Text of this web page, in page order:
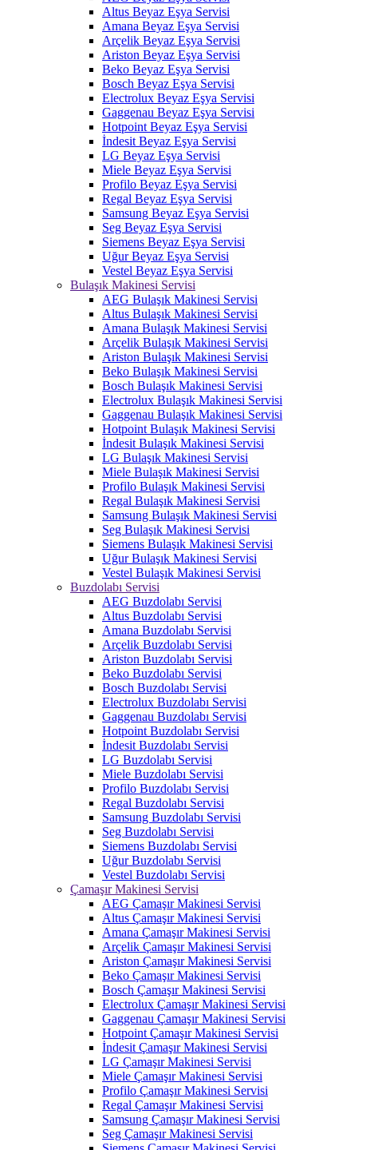
Altus Beyaz Eşya Servisi
Amana Beyaz Eşya Servisi
Arçelik Beyaz Eşya Servisi
Ariston Beyaz Eşya Servisi
Beko Beyaz Eşya Servisi
Bosch Beyaz Eşya Servisi
Electrolux Beyaz Eşya Servisi
Gaggenau Beyaz Eşya Servisi
Hotpoint Beyaz Eşya Servisi
İndesit Beyaz Eşya Servisi
LG Beyaz Eşya Servisi
Miele Beyaz Eşya Servisi
Profilo Beyaz Eşya Servisi
Regal Beyaz Eşya Servisi
Samsung Beyaz Eşya Servisi
Seg Beyaz Eşya Servisi
Siemens Beyaz Eşya Servisi
Uğur Beyaz Eşya Servisi
Vestel Beyaz Eşya Servisi
Bulaşık Makinesi Servisi
AEG Bulaşık Makinesi Servisi
Altus Bulaşık Makinesi Servisi
Amana Bulaşık Makinesi Servisi
Arçelik Bulaşık Makinesi Servisi
Ariston Bulaşık Makinesi Servisi
Beko Bulaşık Makinesi Servisi
Bosch Bulaşık Makinesi Servisi
Electrolux Bulaşık Makinesi Servisi
Gaggenau Bulaşık Makinesi Servisi
Hotpoint Bulaşık Makinesi Servisi
İndesit Bulaşık Makinesi Servisi
LG Bulaşık Makinesi Servisi
Miele Bulaşık Makinesi Servisi
Profilo Bulaşık Makinesi Servisi
Regal Bulaşık Makinesi Servisi
Samsung Bulaşık Makinesi Servisi
Seg Bulaşık Makinesi Servisi
Siemens Bulaşık Makinesi Servisi
Uğur Bulaşık Makinesi Servisi
Vestel Bulaşık Makinesi Servisi
Buzdolabı Servisi
AEG Buzdolabı Servisi
Altus Buzdolabı Servisi
Amana Buzdolabı Servisi
Arçelik Buzdolabı Servisi
Ariston Buzdolabı Servisi
Beko Buzdolabı Servisi
Bosch Buzdolabı Servisi
Electrolux Buzdolabı Servisi
Gaggenau Buzdolabı Servisi
Hotpoint Buzdolabı Servisi
İndesit Buzdolabı Servisi
LG Buzdolabı Servisi
Miele Buzdolabı Servisi
Profilo Buzdolabı Servisi
Regal Buzdolabı Servisi
Samsung Buzdolabı Servisi
Seg Buzdolabı Servisi
Siemens Buzdolabı Servisi
Uğur Buzdolabı Servisi
Vestel Buzdolabı Servisi
Çamaşır Makinesi Servisi
AEG Çamaşır Makinesi Servisi
Altus Çamaşır Makinesi Servisi
Amana Çamaşır Makinesi Servisi
Arçelik Çamaşır Makinesi Servisi
Ariston Çamaşır Makinesi Servisi
Beko Çamaşır Makinesi Servisi
Bosch Çamaşır Makinesi Servisi
Electrolux Çamaşır Makinesi Servisi
Gaggenau Çamaşır Makinesi Servisi
Hotpoint Çamaşır Makinesi Servisi
İndesit Çamaşır Makinesi Servisi
LG Çamaşır Makinesi Servisi
Miele Çamaşır Makinesi Servisi
Profilo Çamaşır Makinesi Servisi
Regal Çamaşır Makinesi Servisi
Samsung Çamaşır Makinesi Servisi
Seg Çamaşır Makinesi Servisi